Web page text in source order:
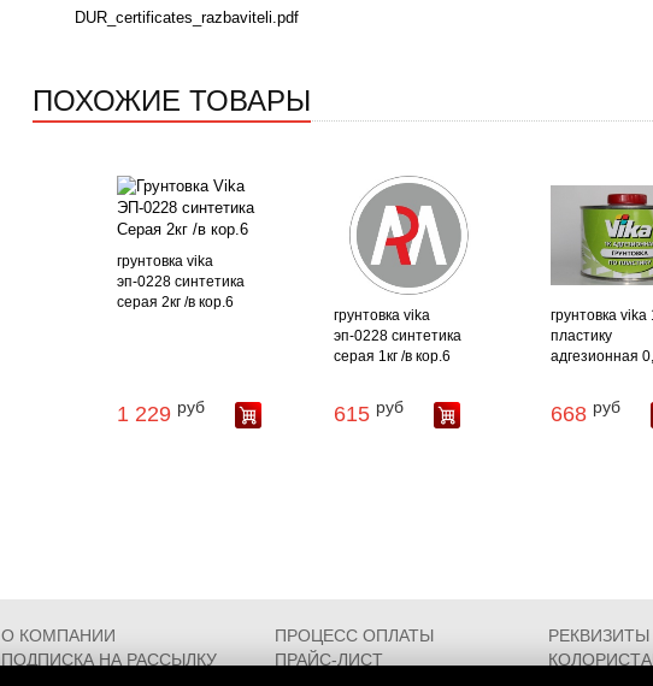
DUR_certificates_razbaviteli.pdf
ПОХОЖИЕ ТОВАРЫ
грунтовка vika
эп-0228 синтетика
серая 2кг /в кор.6
1 229 руб
грунтовка vika
эп-0228 синтетика
серая 1кг /в кор.6
615 руб
грунтовка vika
пластику
адгезионная
668 руб
О КОМПАНИИ ПРОЦЕСС ОПЛАТЫ
РЕКВИЗИТЫ
ПОДПИСКА НА РАССЫЛКУ
ПРАЙС-ЛИСТ